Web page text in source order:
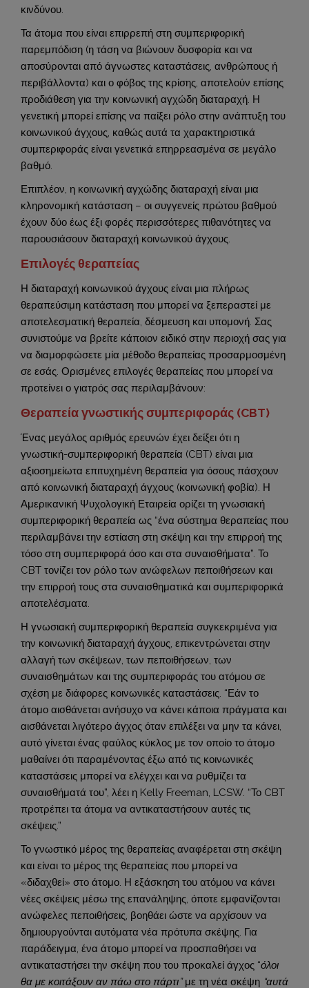
κινδύνου.
Τα άτομα που είναι επιρρεπή στη συμπεριφορική
παρεμπόδιση (η τάση να βιώνουν δυσφορία και να
αποσύρονται από άγνωστες καταστάσεις, ανθρώπους ή
περιβάλλοντα) και ο φόβος της κρίσης, αποτελούν επίσης
προδιάθεση για την κοινωνική αγχώδη διαταραχή. Η
γενετική μπορεί επίσης να παίξει ρόλο στην ανάπτυξη του
κοινωνικού άγχους, καθώς αυτά τα χαρακτηριστικά
συμπεριφοράς είναι γενετικά επηρρεασμένα σε μεγάλο
βαθμό.
Επιπλέον, η κοινωνική αγχώδης διαταραχή είναι μια
κληρονομική κατάσταση – οι συγγενείς πρώτου βαθμού
έχουν δύο έως έξι φορές περισσότερες πιθανότητες να
παρουσιάσουν διαταραχή κοινωνικού άγχους.
Επιλογές θεραπείας
Η διαταραχή κοινωνικού άγχους είναι μια πλήρως
θεραπεύσιμη κατάσταση που μπορεί να ξεπεραστεί με
αποτελεσματική θεραπεία, δέσμευση και υπομονή. Σας
συνιστούμε να βρείτε κάποιον ειδικό στην περιοχή σας για
να διαμορφώσετε μία μέθοδο θεραπείας προσαρμοσμένη
σε εσάς. Ορισμένες επιλογές θεραπείας που μπορεί να
προτείνει ο γιατρός σας περιλαμβάνουν:
Θεραπεία γνωστικής συμπεριφοράς (CBT)
Ένας μεγάλος αριθμός ερευνών έχει δείξει ότι η
γνωστική-συμπεριφορική θεραπεία (CBT) είναι μια
αξιοσημείωτα επιτυχημένη θεραπεία για όσους πάσχουν
από κοινωνική διαταραχή άγχους (κοινωνική φοβία). Η
Αμερικανική Ψυχολογική Εταιρεία ορίζει τη γνωσιακή
συμπεριφορική θεραπεία ως “ένα σύστημα θεραπείας που
περιλαμβάνει την εστίαση στη σκέψη και την επιρροή της
τόσο στη συμπεριφορά όσο και στα συναισθήματα”. Το
CBT τονίζει τον ρόλο των ανώφελων πεποιθήσεων και
την επιρροή τους στα συναισθηματικά και συμπεριφορικά
αποτελέσματα.
Η γνωσιακή συμπεριφορική θεραπεία συγκεκριμένα για
την κοινωνική διαταραχή άγχους, επικεντρώνεται στην
αλλαγή των σκέψεων, των πεποιθήσεων, των
συναισθημάτων και της συμπεριφοράς του ατόμου σε
σχέση με διάφορες κοινωνικές καταστάσεις. “Εάν το
άτομο αισθάνεται ανήσυχο να κάνει κάποια πράγματα και
αισθάνεται λιγότερο άγχος όταν επιλέξει να μην τα κάνει,
αυτό γίνεται ένας φαύλος κύκλος με τον οποίο το άτομο
μαθαίνει ότι παραμένοντας έξω από τις κοινωνικές
καταστάσεις μπορεί να ελέγχει και να ρυθμίζει τα
συναισθήματά του”, λέει η Kelly Freeman, LCSW. “Το CBT
προτρέπει τα άτομα να αντικαταστήσουν αυτές τις
σκέψεις.”
Το γνωστικό μέρος της θεραπείας αναφέρεται στη σκέψη
και είναι το μέρος της θεραπείας που μπορεί να
«διδαχθεί» στο άτομο. Η εξάσκηση του ατόμου να κάνει
νέες σκέψεις μέσω της επανάληψης, όποτε εμφανίζονται
ανώφελες πεποιθήσεις, βοηθάει ώστε να αρχίσουν να
δημιουργούνται αυτόματα νέα πρότυπα σκέψης. Για
παράδειγμα, ένα άτομο μπορεί να προσπαθήσει να
αντικαταστήσει την σκέψη που του προκαλεί άγχος “όλοι
θα με κοιτάξουν αν πάω στο πάρτι”με τη νέα σκέψη “αυτά